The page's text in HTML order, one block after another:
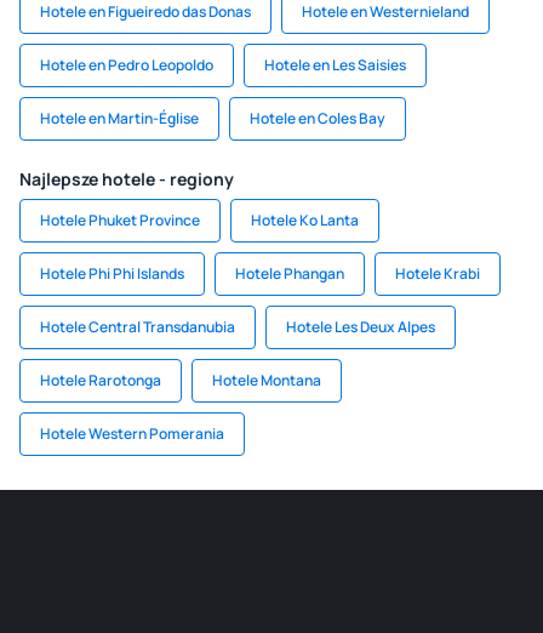
Hotele en Figueiredo das Donas Hotele en Westernieland
Hotele en Pedro Leopoldo Hotele en Les Saisies
Hotele en Martin-Église Hotele en Coles Bay
Najlepsze hotele - regiony
Hotele Phuket Province Hotele Ko Lanta
Hotele Phi Phi Islands Hotele Phangan Hotele Krabi
Hotele Central Transdanubia Hotele Les Deux Alpes
Hotele Rarotonga Hotele Montana
Hotele Western Pomerania